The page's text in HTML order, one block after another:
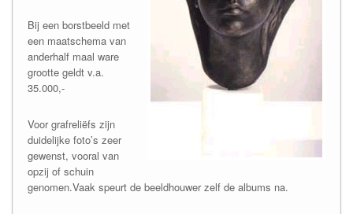
Bij een borstbeeld met
een maatschema van
anderhalf maal ware
grootte geldt v.a.
35.000,-
Voor grafreliëfs zijn
duidelijke foto’s zeer
gewenst, vooral van
opzij of schuin
genomen.Vaak speurt de beeldhouwer zelf de albums na.